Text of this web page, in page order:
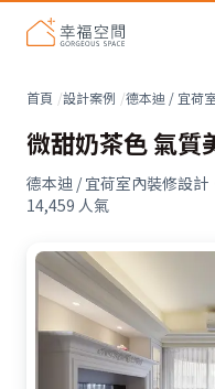
首頁 設計案例 德本迪 / 宜荷
微甜奶茶色 氣質
德本迪 / 宜荷室內裝修設計
14,459 人氣